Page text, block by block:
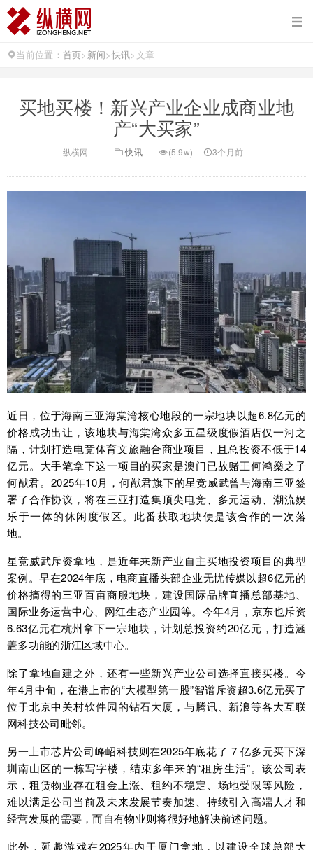
当前位置： 首页> 新闻>快讯>文章
买地买楼！新兴产业企业成商业地
产“大买家”
纵横网 快讯 (5.9w) 3个月前
近日，位于海南三亚海棠湾核心地段的一宗地块以超6.8亿元的
价格成功出让，该地块与海棠湾众多五星级度假酒店仅一河之
隔，计划打造电竞体育文旅融合商业项目，且总投资不低于14
亿元。大手笔拿下这一项目的买家是澳门已故赌王何鸿燊之子
何猷君。2025年10月，何猷君旗下的星竞威武曾与海南三亚签
署了合作协议，将在三亚打造集顶尖电竞、多元运动、潮流娱
乐于一体的休闲度假区。此番获取地块便是该合作的一次落
地。
星竞威武斥资拿地，是近年来新产业自主买地投资项目的典型
案例。早在2024年底，电商直播头部企业无忧传媒以超6亿元的
价格摘得的三亚百亩商服地块，建设国际品牌直播总部基地、
国际业务运营中心、网红生态产业园等。今年4月，京东也斥资
6.63亿元在杭州拿下一宗地块，计划总投资约20亿元，打造涵
盖多功能的浙江区域中心。
除了拿地自建之外，还有一些新兴产业公司选择直接买楼。今
年4月中旬，在港上市的“大模型第一股”智谱斥资超3.6亿元买了
位于北京中关村软件园的钻石大厦，与腾讯、新浪等各大互联
网科技公司毗邻。
另一上市芯片公司峰岹科技则在2025年底花了 7 亿多元买下深
圳南山区的一栋写字楼，结束多年来的“租房生活”。该公司表
示，租赁物业存在租金上涨、租约不稳定、场地受限等风险，
难以满足公司当前及未来发展节奏加速、持续引入高端人才和
经营发展的需要，而自有物业则将很好地解决前述问题。
此外，延趣游戏在2025年内于厦门拿地，以建设全球总部大